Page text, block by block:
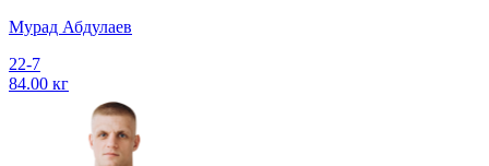
Мурад Абдулаев
22-7
84.00 кг